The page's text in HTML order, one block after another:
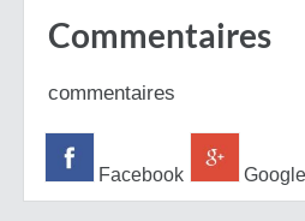
Commentaires
commentaires
Facebook